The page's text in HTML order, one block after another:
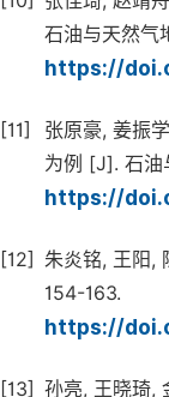
石油与天然气
https://
[11]
张原豪, 姜振
为例 [J]. 石
https://
[12] 朱炎铭, 王阳,
154-163.
https://
[13] 孙亮, 王晓琦,